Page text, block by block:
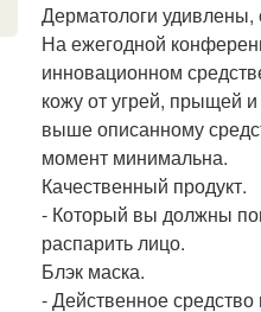
Дерматологи удивлены,
На ежегодной
инновационном
кожу от угрей, прыщей
выше описанному
момент минимальна.
Качественный продукт.
- Который вы должны
распарить лицо.
Блэк маска.
- Действенное